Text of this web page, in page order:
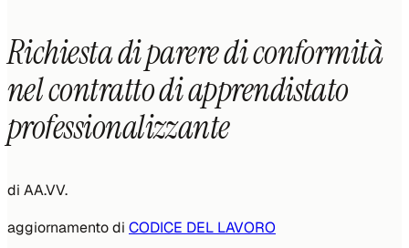
Richiesta di parere di conformità
nel contratto di apprendistato
professionalizzante
di AA.VV.
aggiornamento di CODICE DEL LAVORO